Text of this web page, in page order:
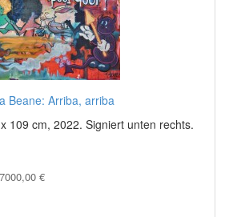
Beane: Arriba, arriba
109 cm, 2022. Signiert unten rechts.
7000,00 €